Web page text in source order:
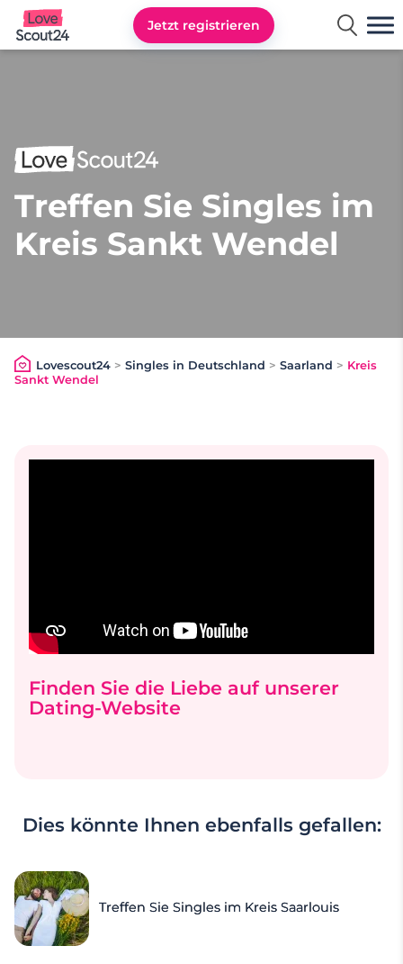
Lovescout24
Jetzt registrieren
Treffen Sie Singles im
Kreis Sankt Wendel
Lovescout24> Singles in Deutschland > Saarland > Kreis
Sankt Wendel
Finden Sie die Liebe auf unserer
Dating-Website
Dies könnte Ihnen ebenfalls gefallen:
Treffen Sie Singles im Kreis Saarlouis